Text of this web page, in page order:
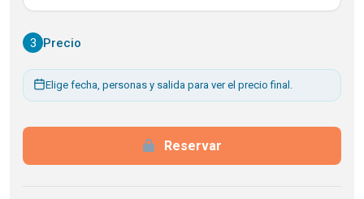
3 Precio
Elige fecha, personas y salida para ver el precio final.
Reservar